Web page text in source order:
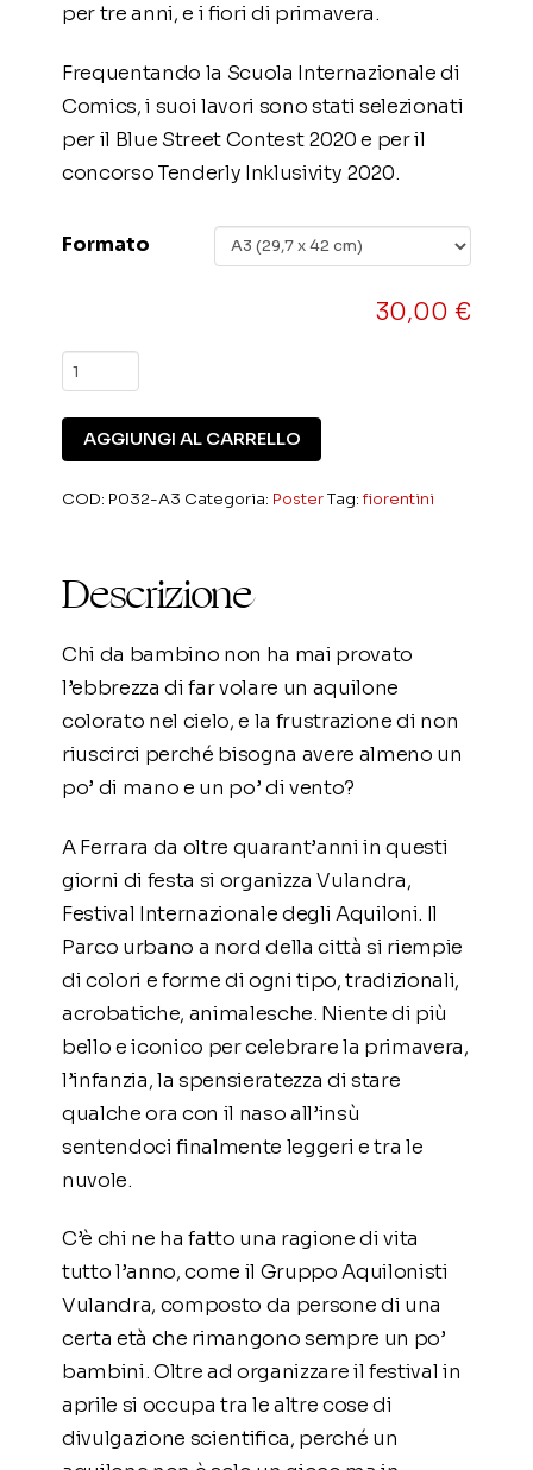
per tre anni, e i fiori di primavera.
Frequentando la Scuola Internazionale di
Comics, i suoi lavori sono stati selezionati
per il Blue Street Contest 2020 e per il
concorso Tenderly Inklusivity 2020.
Formato
30,00€
N.
032
Sofia
Fiorentini
quantità
AGGIUNGI AL CARRELLO
COD: P032-A3 Categoria: PosterTag: fiorentini
Descrizione
Chi da bambino non ha mai provato
l’ebbrezza di far volare un aquilone
colorato nel cielo, e la frustrazione di non
riuscirci perché bisogna avere almeno un
po’ di mano e un po’ di vento?
A Ferrara da oltre quarant’anni in questi
giorni di festa si organizza Vulandra,
Festival Internazionale degli Aquiloni. Il
Parco urbano a nord della città si riempie
di colori e forme di ogni tipo, tradizionali,
acrobatiche, animalesche. Niente di più
bello e iconico per celebrare la primavera,
l’infanzia, la spensieratezza di stare
qualche ora con il naso all’insù
sentendoci finalmente leggeri e tra le
nuvole.
C’è chi ne ha fatto una ragione di vita
tutto l’anno, come il Gruppo Aquilonisti
Vulandra, composto da persone di una
certa età che rimangono sempre un po’
bambini. Oltre ad organizzare il festival in
aprile si occupa tra le altre cose di
divulgazione scientifica, perché un